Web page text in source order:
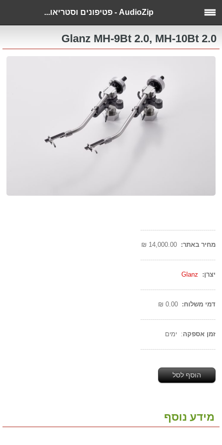
AudioZip - פטיפונים וסטריאו...
--------------------------------------
מחיר באתר:
--------------------------------------
יצרן:
Glanz
--------------------------------------
דמי משלוח:
--------------------------------------
זמן אספקה: ימים
--------------------------------------
הוסף לסל
מידע נוסף